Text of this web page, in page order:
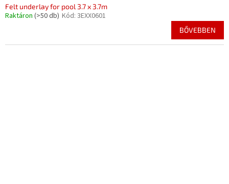
Felt underlay for pool 3.7 x 3.7m
Raktáron (>50 db) Kód: 3EXX0601
BŐVEBBEN